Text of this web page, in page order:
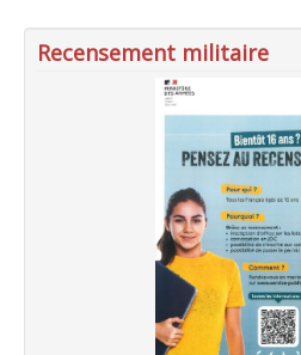
Recensement militaire